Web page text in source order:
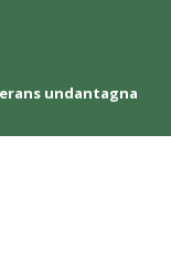
undantagna